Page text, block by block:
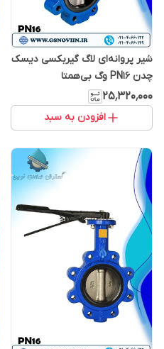
شیر پروانه‌ای لاگ گیربکسی دیسک
چدن PN16 وگ بی‌همتا
۲۵٬۳۲۰٬۰۰۰
افزودن به سبد